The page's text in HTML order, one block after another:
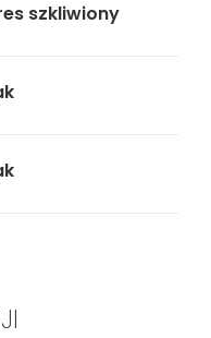
szkliwiony